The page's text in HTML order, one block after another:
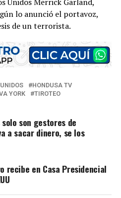
lo anunció el portavoz,
de un terrorista.
HONDUSA TV
YORK TIROTEO
son gestores de
a sacar dinero, se los
recibe en Casa Presidencial